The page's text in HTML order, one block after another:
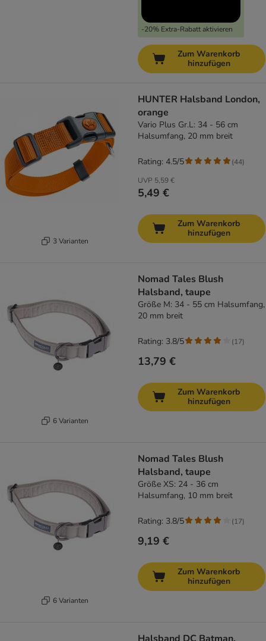
-20% Extra-Rabatt aktivieren
Zum Warenkorb
hinzufügen
3 Varianten
HUNTER Halsband London,
orange
Vario Plus Gr.L: 34 - 56 cm
Halsumfang, 20 mm breit
UVP 5,59 €
5,49 €
Rating: 4.5/5 (44)
Zum Warenkorb
hinzufügen
6 Varianten
Nomad Tales Blush
Halsband, taupe
Größe M: 34 - 55 cm Halsumfang,
20 mm breit
13,79 €
Rating: 3.8/5 (17)
Zum Warenkorb
hinzufügen
6 Varianten
Nomad Tales Blush
Halsband, taupe
Größe XS: 24 - 36 cm
Halsumfang, 10 mm breit
9,19 €
Rating: 3.8/5 (17)
Zum Warenkorb
hinzufügen